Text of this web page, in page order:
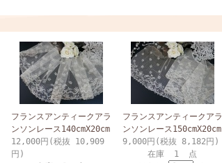
フランスアンティークアラ
ンソンレース140cmX20cm
12,000円(税抜 10,909
円)
フランスアンティークアラ
ンソンレース150cmX20cm
9,000円(税抜 8,182円)
在庫 1 点